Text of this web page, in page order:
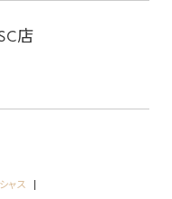
店
ャス